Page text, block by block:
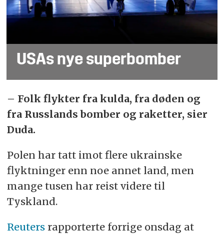
USAs nye superbomber
– Folk flykter fra kulda, fra døden og
fra Russlands bomber og raketter, sier
Duda.
Polen har tatt imot flere ukrainske
flyktninger enn noe annet land, men
mange tusen har reist videre til
Tyskland.
Reuters rapporterte forrige onsdag at